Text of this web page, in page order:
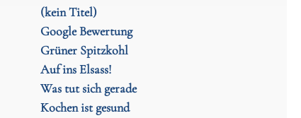
(kein Titel)
Google Bewertung
Grüner Spitzkohl
Auf ins Elsass!
Was tut sich gerade
Kochen ist gesund